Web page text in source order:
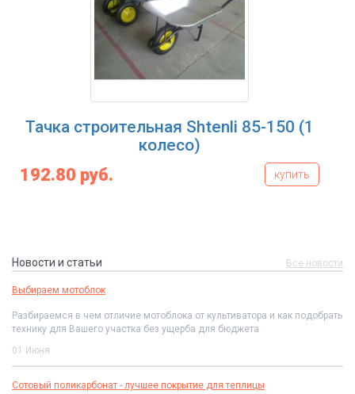
Shtenli 85-150 (1
руб.
Тачка
183.10
Новости и статьи Все новости
Выбираем мотоблок
Разбираемся в чем отличие мотоблока от культиватора и как подобрать
технику для Вашего участка без ущерба для бюджета
01 Июня
Сотовый поликарбонат - лучшее покрытие для теплицы